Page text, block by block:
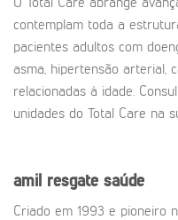
O Total Care abrange
contemplam toda a
pacientes adultos com
asma, hipertensão arterial,
relacionadas à idade.
unidades do Total Care na
amil resgate saúde
Criado em 1993 e pioneiro